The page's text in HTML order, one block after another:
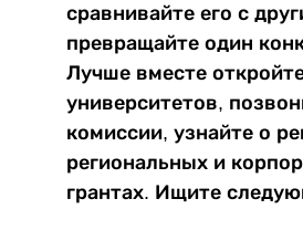
сравнивайте его с
превращайте один
Лучше вместе
университетов,
комиссии, узнайте о
региональных и
грантах. Ищите